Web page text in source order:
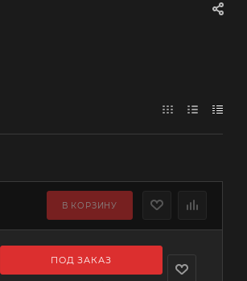
В КОРЗИНУ
ПОД ЗАКАЗ